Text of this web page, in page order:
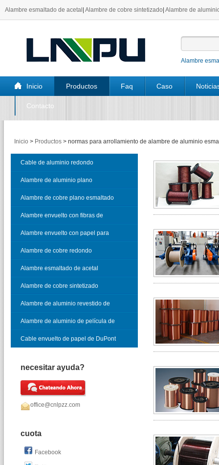
Alambre esmaltado de acetal Alambre de cobre sintetizado Alambre de
Alambre
Inicio Productos Faq Caso
Contacto
Inicio > Productos > normas para arrollamiento de alambre de aluminio
Cable de aluminio redondo
esmaltado
Alambre de aluminio plano
esmaltado
Alambre de cobre plano esmaltado
Alambre envuelto con fibras de
vidrio
Alambre envuelto con papel para
cable telefónico
Alambre de cobre redondo
esmaltado
Alambre esmaltado de acetal
Alambre de cobre sintetizado
Alambre de aluminio revestido de
cobre esmaltado
Alambre de aluminio de película de
óxido
Cable envuelto de papel de DuPont
necesitar ayuda?
office@cnlpzz.com
cuota
Facebook